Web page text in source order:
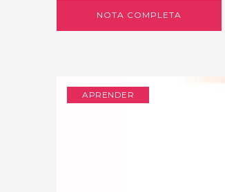
NOTA COMPLETA
APRENDER